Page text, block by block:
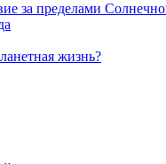
за пределами
жизнь?